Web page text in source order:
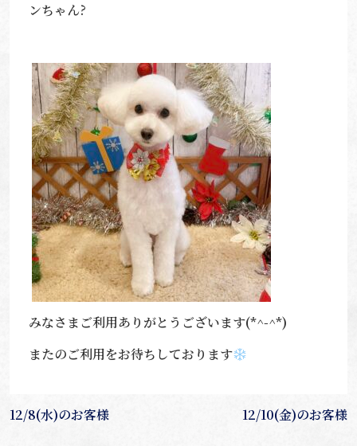
ンちゃん?
みなさまご利用ありがとうございます(*^-^*)
またのご利用をお待ちしております
投
12/8(水)のお客様 12/10(金)のお客様